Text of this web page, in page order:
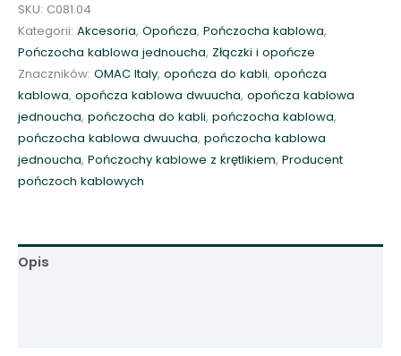
o
c
h
a
k
a
b
l
o
C
0
SKU: C081.04
Kategorii: Akcesoria, Opończa, Pończocha kablowa,
Pończocha kablowa jednoucha, Złączki i opończe
Znaczników: OMAC Italy, opończa do kabli, opończa
kablowa, opończa kablowa dwuucha, opończa kablowa
jednoucha, pończocha do kabli, pończocha kablowa,
pończocha kablowa dwuucha, pończocha kablowa
jednoucha, Pończochy kablowe z krętlikiem, Producent
pończoch kablowych
Opis